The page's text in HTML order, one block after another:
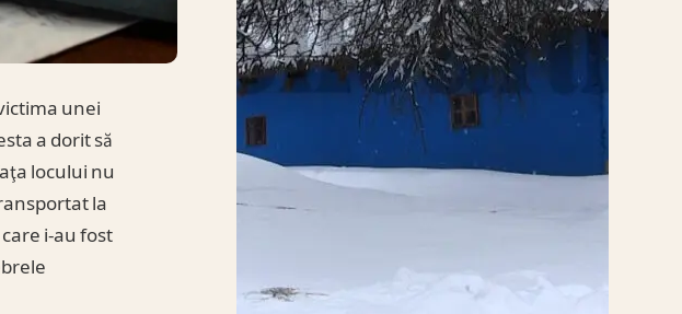
unei
a dorit să
locului nu
la
i-au fost